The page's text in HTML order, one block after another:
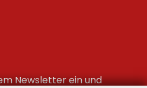
Newsletter ein und